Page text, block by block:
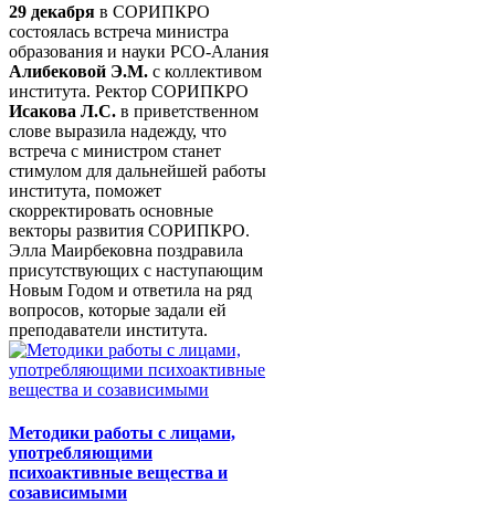
29 декабря в СОРИПКРО
состоялась встреча министра
образования и науки РСО-Алания
Алибековой Э.М. с коллективом
института. Ректор СОРИПКРО
Исакова Л.С. в приветственном
слове выразила надежду, что
встреча с министром станет
стимулом для дальнейшей работы
института, поможет
скорректировать основные
векторы развития СОРИПКРО.
Элла Маирбековна поздравила
присутствующих с наступающим
Новым Годом и ответила на ряд
вопросов, которые задали ей
преподаватели института.
Методики работы с лицами,
употребляющими
психоактивные вещества и
созависимыми